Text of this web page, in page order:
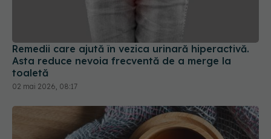
Remedii care ajută în vezica urinară hiperactivă.
Asta reduce nevoia frecventă de a merge la
toaletă
02 mai 2026, 08:17